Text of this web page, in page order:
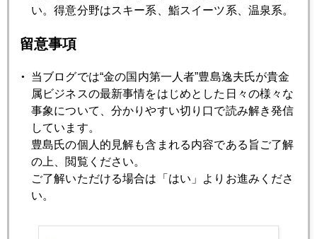
2020年07月30日
感染再拡大、金２０００ドル接近
2020年07月29日
２０００ドル接近、金価格、大波乱の一日
2020年07月28日
総合取引所、大阪にオープン
い。得意分野はスキー系、鮨スイーツ系、温泉系。
留意事項
当ブログでは“金の国内第一人者”豊島逸夫氏が貴金
属ビジネスの最新事情をはじめとした日々の様々な
事象について、分かりやすい切り口で読み解き発信
しています。
豊島氏の個人的見解も含まれる内容である旨ご了解
の上、閲覧ください。
ご了解いただける場合は「はい」よりお進みくださ
い。